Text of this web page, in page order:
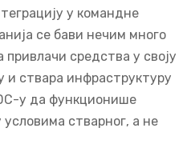
у командне
се бави нечим много
средства у своју
и ствара инфраструктуру
у да функционише
стварног, а не